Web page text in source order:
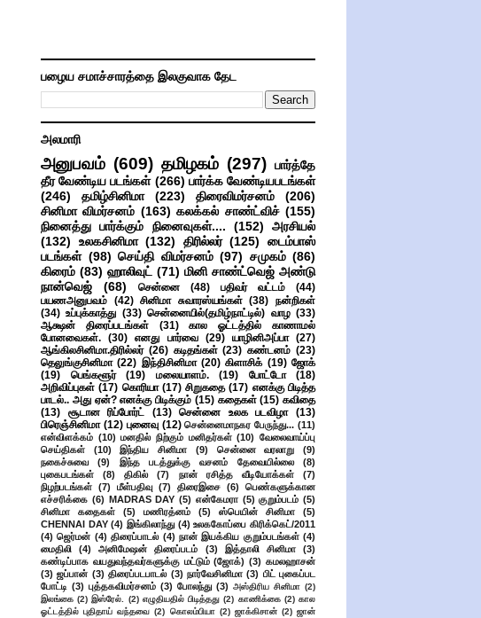
பழைய சமாச்சாரத்தை இலகுவாக தேட
அலமாரி
அனுபவம் (609) தமிழகம் (297) பார்த்தே
தீர வேண்டிய படங்கள் (266) பார்க்க வேண்டியபடங்கள்
(246)
தமிழ்சினிமா (223) திரைவிமர்சனம்
(206)
சினிமா விமர்சனம் (163) கலக்கல் சாண்ட்விச் (155)
நினைத்து பார்க்கும் நினைவுகள்....
(152)
அரசியல்
(132)
உலகசினிமா (132) திரில்லர் (125)
டைம்பாஸ்
படங்கள் (98) செய்தி விமர்சனம் (97) சமுகம் (86)
கிரைம் (83) ஹாலிவுட் (71) மினி சாண்ட்வெஜ் அண்டு
நான்வெஜ்
(68) சென்னை (48) பதிவர் வட்டம்
(44)
பயணஅனுபவம் (42) சினிமா சுவாரஸ்யங்கள் (38) நன்றிகள்
(34) உப்புக்காத்து (33) சென்னையில்(தமிழ்நாட்டில்) வாழ (33)
ஆக்ஷன் திரைப்படங்கள்
(31)
கால ஓட்டத்தில் காணாமல்
போனவைகள். (30) எனது பார்வை (29) யாழினிஅப்பா (27)
ஆங்கிலசினிமா.திரில்லர் (26) கடிதங்கள் (23) கண்டனம் (23)
தெலுங்குசினிமா (22) இந்திசினிமா (20) கிளாசிக் (19) ஜோக்
(19)
பெங்களூர் (19) மலையாளம். (19) போட்டோ
(18)
அறிவிப்புகள் (17) கொரியா (17) சிறுகதை (17) எனக்கு பிடித்த
பாடல்.. அது ஏன்? எனக்கு பிடிக்கும் (15) கதைகள் (15) கவிதை
(13)
சூடான ரிப்போர்ட் (13) சென்னை உலக படவிழா
(13)
பிரெஞ்சினிமா (12) புனைவு (12) சென்னைமாநகர பேருந்து... (11)
என்விளக்கம் (10) மனதில் நிற்கும் மனிதர்கள் (10) வேலைவாய்ப்பு
செய்திகள்
(10) இந்திய சினிமா (9) சென்னை வரலாறு
(9)
நகைச்சுவை
(9) இந்த படத்துக்கு வசனம் தேவையில்லை
(8)
புகைபடங்கள்
(8) திகில் (7) நான் ரசித்த வீடியோக்கள்
(7)
நிழற்படங்கள் (7) மீள்பதிவு (7) திரைஇசை (6)
பெண்களுக்கான
எச்சரிக்கை (6) MADRAS DAY (5) என்கேமரா (5) குறும்படம் (5)
சினிமா கதைகள்
(5) மணிரத்னம் (5) ஸ்பெயின் சினிமா
(5)
CHENNAI DAY (4) இங்கிலாந்து (4) உலககோப்பை கிரிக்கெட்/2011
(4) ஜெர்மன் (4) திரைப்பாடல் (4) நான் இயக்கிய குறும்படங்கள் (4)
மைதிலி
(4) அனிமேஷன் திரைப்படம் (3) இத்தாலி சினிமா
(3)
கண்டிப்பாக வயதுவந்தவர்களுக்கு மட்டும் (ஜோக்) (3) கமலஹாசன்
(3) ஜப்பான் (3) திரைப்படபாடல் (3) நார்வேசினிமா (3) பிட் புகைப்பட
போட்டி (3) புத்தகவிமர்சனம் (3) போலந்து (3) அஸ்திரிய சினிமா (2)
இலங்கை (2) இஸ்ரேல். (2) எழுதியதில் பிடித்தது (2) காணிக்கை (2) கால
ஓட்டத்தில் புதிதாய் வந்தவை (2) கொலம்பியா (2) ஜாக்கிசான் (2) ஜான்